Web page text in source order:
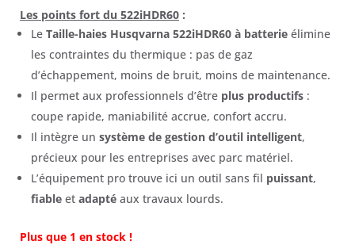
Les points fort du 522iHDR60 :
Le Taille-haies Husqvarna 522iHDR60 à batterie élimine
les contraintes du thermique : pas de gaz
d’échappement, moins de bruit, moins de maintenance.
Il permet aux professionnels d’être plus productifs :
coupe rapide, maniabilité accrue, confort accru.
Il intègre un système de gestion d’outil intelligent,
précieux pour les entreprises avec parc matériel.
L’équipement pro trouve ici un outil sans fil puissant,
fiable et adapté aux travaux lourds.
Plus que 1 en stock !